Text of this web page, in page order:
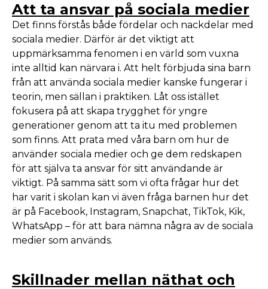
Att ta ansvar på sociala medier
Det finns förstås både fördelar och nackdelar med
sociala medier. Därför är det viktigt att
uppmärksamma fenomen i en värld som vuxna
inte alltid kan närvara i. Att helt förbjuda sina barn
från att använda sociala medier kanske fungerar i
teorin, men sällan i praktiken. Låt oss istället
fokusera på att skapa trygghet för yngre
generationer genom att ta itu med problemen
som finns. Att prata med våra barn om hur de
använder sociala medier och ge dem redskapen
för att själva ta ansvar för sitt användande är
viktigt. På samma sätt som vi ofta frågar hur det
har varit i skolan kan vi även fråga barnen hur det
är på Facebook, Instagram, Snapchat, TikTok, Kik,
WhatsApp – för att bara nämna några av de sociala
medier som används.
Skillnader mellan näthat och